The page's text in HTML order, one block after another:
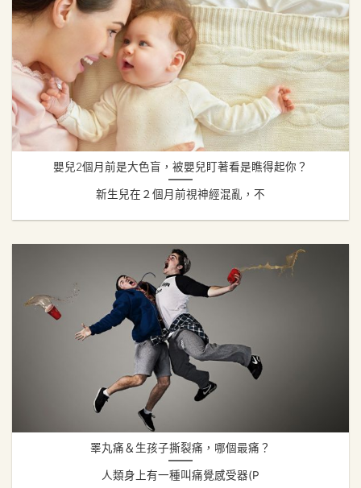
嬰兒2個月前是大色盲，被嬰兒盯著看是瞧得起你？
新生兒在２個月前視神經混亂，不
睪丸痛＆生孩子撕裂痛，哪個最痛？
人類身上有一種叫痛覺感受器(P